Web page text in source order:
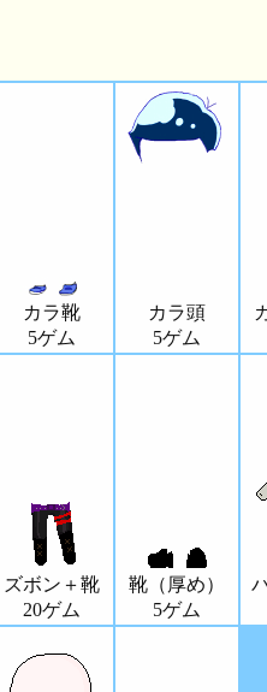
カラ靴
5ゲム
カラ頭
5ゲム
ズボン＋靴
20ゲム
靴（厚め）
5ゲム